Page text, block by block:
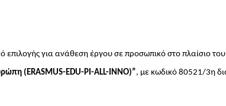
επιλογής για ανάθεση έργου σε προσωπικό στο πλαίσιο
(ERASMUS-EDU-PI-ALL-INNO)”, με κωδικό 80521/3η